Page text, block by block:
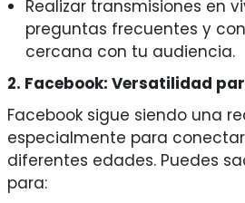
Realizar transmisiones en
preguntas frecuentes y
cercana con tu audiencia.
2. Facebook: Versatilidad
Facebook sigue siendo una
especialmente para
diferentes edades. Puedes
para: